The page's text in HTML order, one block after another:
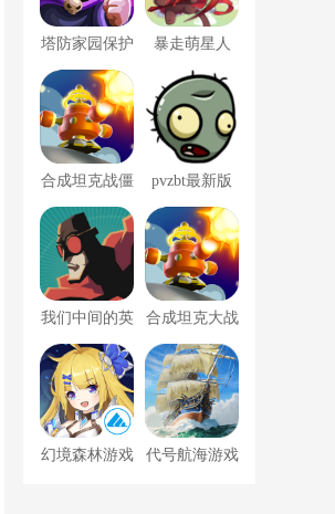
塔防家园保护
战
暴走萌星人
合成坦克战僵
尸
pvzbt最新版
冰花
我们中间的英
雄游戏下载
合成坦克大战
僵尸
幻境森林游戏 代号航海游戏